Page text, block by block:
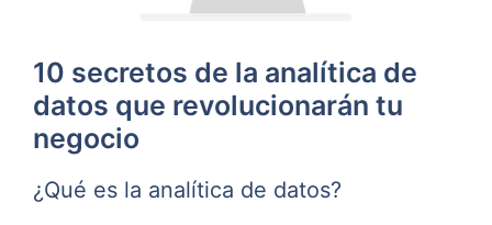
10 secretos de la analítica de
datos que revolucionarán tu
negocio
¿Qué es la analítica de datos?